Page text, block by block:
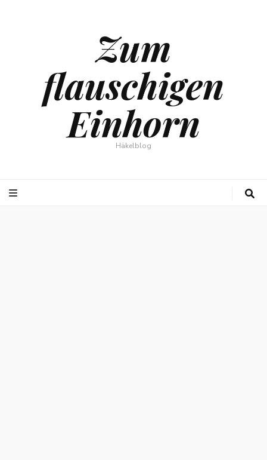
Zum
flauschigen
Einhorn
Häkelblog